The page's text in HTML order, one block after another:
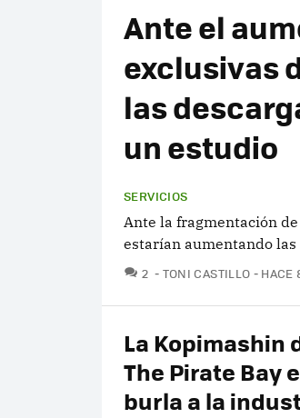
Ante el
exclusivas
las
un estudio
SERVICIOS
Ante la fragmentación
estarían aumentando las
2 COMENTARIOS
TONI CASTILLO HACE
La Kopimashin
The Pirate Bay
burla a la